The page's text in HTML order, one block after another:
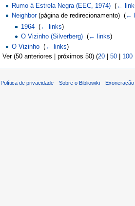
Rumo à Estrela Negra (EEC, 1974) ‎(←
Neighbor(página de redirecionamento) ‎(←
1964 ‎(← links)
O Vizinho (Silverberg) ‎(← links)
O Vizinho ‎(← links)
Ver (50 anteriores | próximos 50) (20 50 100
Política de privacidade Sobre o Bibliowiki